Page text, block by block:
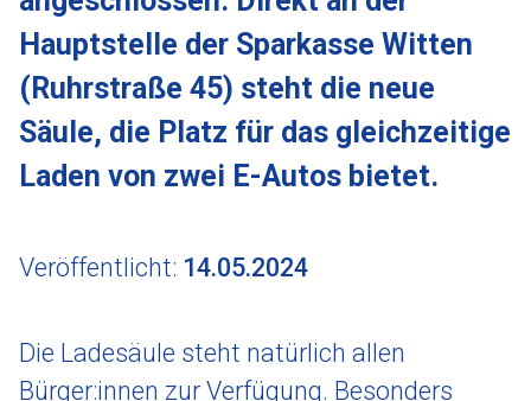
Hauptstelle der Sparkasse Witten
(Ruhrstraße 45) steht die neue
Säule, die Platz für das gleichzeitige
Laden von zwei E-Autos bietet.
Veröffentlicht: 14.05.2024
Die Ladesäule steht natürlich allen
Bürger:innen zur Verfügung. Besonders